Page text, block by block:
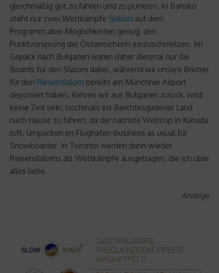
gleichmäßig gut zu fahren und zu punkten. In Bansko
steht nur zwei Wettkämpfe Slalom auf dem
Programm,aber Möglichkeiten genug, den
Punktvorsprung der Österreicherin einzuschmelzen. Im
Gepäck nach Bulgarien waren daher diesmal nur die
Boards für den Slalom dabei, während wir unsere Bretter
für den Riesenslalom bereits am Münchner Airport
deponiert haben. Kehren wir aus Bulgarien zurück, wird
keine Zeit sein, nochmals ins Berchtesgadener Land
nach Hause zu fahren, da der nächste Weltcup in Kanada
ruft. Umpacken im Flughafen-business as usual für
Snowboarder. In Toronto werden dann wieder
Riesenslaloms als Wettkämpfe ausgetragen, die ich über
alles liebe.
Anzeige